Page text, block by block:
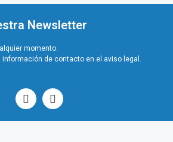
Newsletter
momento.
de contacto en el aviso legal.